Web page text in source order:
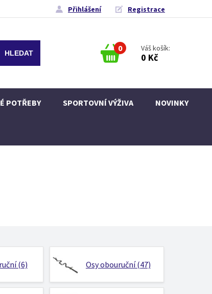
Přihlášení Registrace
0 Váš košík:
0 Kč
POTŘEBY SPORTOVNÍ VÝŽIVA NOVINKY
(6) Osy obouruční (47)